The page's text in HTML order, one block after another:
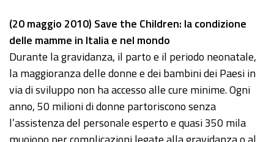
(20 maggio 2010) Save the Children: la condizione
delle mamme in Italia e nel mondo
Durante la gravidanza, il parto e il periodo neonatale,
la maggioranza delle donne e dei bambini dei Paesi in
via di sviluppo non ha accesso alle cure minime. Ogni
anno, 50 milioni di donne partoriscono senza
l’assistenza del personale esperto e quasi 350 mila